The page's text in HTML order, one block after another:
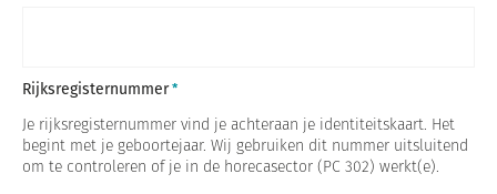
Rijksregisternummer
Je rijksregisternummer vind je achteraan je identiteitskaart. Het
begint met je geboortejaar. Wij gebruiken dit nummer uitsluitend
om te controleren of je in de horecasector (PC 302) werkt(e).